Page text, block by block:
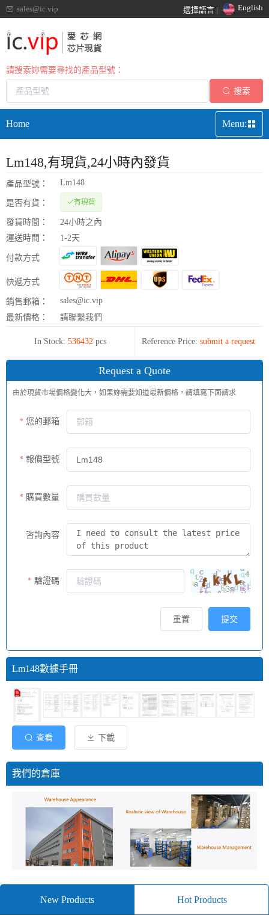
sales@ic.vip 選擇語言 | English
請搜索妳需要尋找的產品型號：
搜索
Home Menu:
Lm148,有現貨,24小時內發貨
產品型號： Lm148
是否有貨： 有現貨
發貨時間：
24小時之內
運送時間：
1-2天
付款方式
快遞方式
銷售郵箱：
sales@ic.vip
最新價格：
請聯繫我們
In Stock: 536432 pcs Reference Price: submit a request
Request a Quote
由於現貨市場價格變化大，如果妳需要知道最新價格，請填寫下面請求
您的郵箱
報價型號
購買數量
咨詢內容
驗證碼
提交
重置
Lm148數據手冊
查看 下載
我們的倉庫
New Products Hot Products